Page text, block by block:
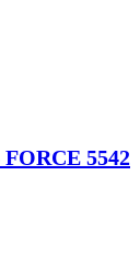
5542